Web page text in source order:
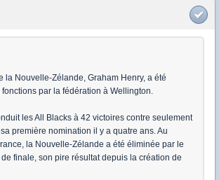
la Nouvelle-Zélande, Graham Henry, a été
par la fédération à Wellington.
les All Blacks à 42 victoires contre seulement
première nomination il y a quatre ans. Au
la Nouvelle-Zélande a été éliminée par le
finale, son pire résultat depuis la création de